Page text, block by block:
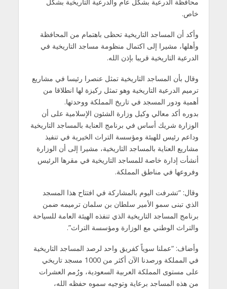
محافظة الدرعية بشكل عام والدرعية التاريخية بشكل
خاص.
وأكد أن المساجد التاريخية تحظى باهتمام من المحافظة
وأهلها، مشيرا إلى اكتمال منظومة مساجد التاريخية في
الدرعية التاريخية قريبا بإذن الله.
وقال بأن المساجد التاريخية تمثل عنصرا رئيسا في مشاريع
ترميم الدرعية التاريخية وهو تمثل ركيزة لها انطلاقا من
أهمية ودور المسجد في تاريخ المملكة ووحدتها.
بدوره أكد معالي وكيل وزارة الشئون الإسلامية على أن
الوزارة شريك أساس في برنامج العناية بالمساجد التاريخية
وداعم رئيس للهيئة ومؤسسة التراث الخيرية في تنفيذ
مشاريع العناية بالمساجد التاريخية، مشيرا إلى أن الوزارة
أنشأت إدارة خاصة للمساجد التاريخية في مقرها الرئيس
وفروعها في مناطق المملكة.
وقال: “تشرفت اليوم بالمشاركة في افتتاح هذا المسجد
الذي تبنى سمو الأمير سلطان بن سلمان ترميمه ضمن
برنامج المساجد التاريخية الذي تنفذه الهيئة العامة للسياحة
والتراث الوطني مع الوزارة ومؤسسة التراث”.
وأضاف: “عملنا سوياً كفريق واحد لرصد المساجد التاريخية
في المملكة ورصدنا الآن أكثر من 1000 مسجد تاريخي
على مستوى المملكة العربية السعودية، ورُمم العشرات
من هذه المساجد برعاية وتوجيه سموه حفظه الله،